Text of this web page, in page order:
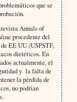
que se
Annals of
procedente del
EE UU (USPSTF,
dietéticos. En
actualmente, el
y la falta de
la pérdida de
no podrían